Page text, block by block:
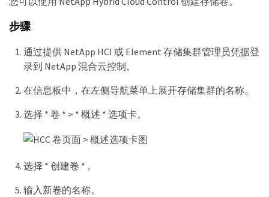
步骤
通过提供 NetApp HCI 或 Element 存储集群管理员凭据登
录到 NetApp 混合云控制。
在信息板中，在左侧导航菜单上展开存储集群的名称。
选择 * 卷 * > * 概述 * 选项卡。
选择 * 创建卷 * 。
输入新卷的名称。